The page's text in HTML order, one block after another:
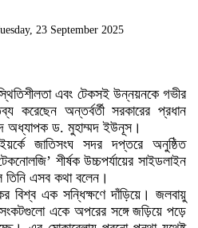
23 September 2025
এবং টেকসই উন্নয়নকে গভীর
করেছেন অন্তর্বর্তী সরকারের প্রধান
অধ্যাপক ড. মুহাম্মদ ইউনূস।
জাতিসংঘ সদর দপ্তরে অনুষ্ঠিত
শীর্ষক উচ্চপর্যায়ের সাইডলাইন
এসব কথা বলেন।
এক সন্ধিক্ষণে দাঁড়িয়ে। জলবায়ু
একে অপরের সঙ্গে জড়িয়ে পড়ে